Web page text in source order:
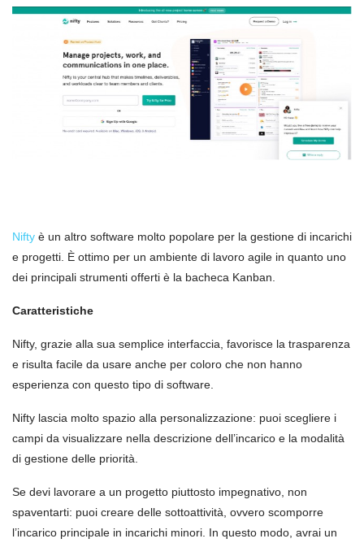
Nifty è un altro software molto popolare per la gestione di incarichi
e progetti. È ottimo per un ambiente di lavoro agile in quanto uno
dei principali strumenti offerti è la bacheca Kanban.
Caratteristiche
Nifty, grazie alla sua semplice interfaccia, favorisce la trasparenza
e risulta facile da usare anche per coloro che non hanno
esperienza con questo tipo di software.
Nifty lascia molto spazio alla personalizzazione: puoi scegliere i
campi da visualizzare nella descrizione dell’incarico e la modalità
di gestione delle priorità.
Se devi lavorare a un progetto piuttosto impegnativo, non
spaventarti: puoi creare delle sottoattività, ovvero scomporre
l’incarico principale in incarichi minori. In questo modo, avrai un